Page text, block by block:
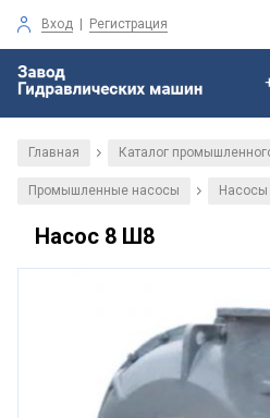
Вход | Регистрация
Главная / Каталог
Промышленные насосы /
Насос 8 Ш8